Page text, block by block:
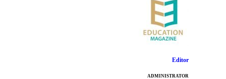
Editor
ADMINISTRATOR